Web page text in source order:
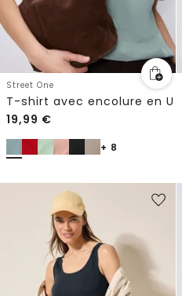
Street One
T-shirt avec encolure en U
19,99 €
+ 8